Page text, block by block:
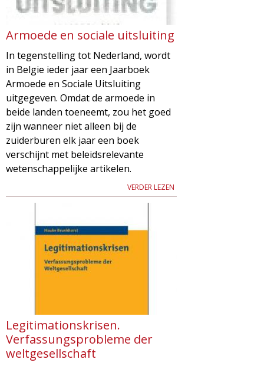
Armoede en sociale uitsluiting
In tegenstelling tot Nederland, wordt
in Belgie ieder jaar een Jaarboek
Armoede en Sociale Uitsluiting
uitgegeven. Omdat de armoede in
beide landen toeneemt, zou het goed
zijn wanneer niet alleen bij de
zuiderburen elk jaar een boek
verschijnt met beleidsrelevante
wetenschappelijke artikelen.
VERDER LEZEN
Legitimationskrisen.
Verfassungsprobleme der
weltgesellschaft